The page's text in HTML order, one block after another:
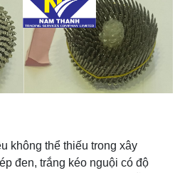
không thể thiếu trong xây
đen, trắng kéo nguội có độ